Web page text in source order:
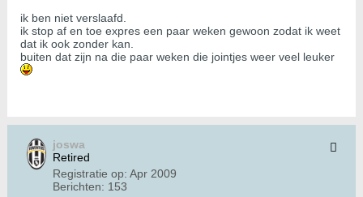
ik ben niet verslaafd.
ik stop af en toe expres een paar weken gewoon zodat ik weet
dat ik ook zonder kan.
buiten dat zijn na die paar weken die jointjes weer veel leuker
joswa
Retired
Registratie op: Apr 2009
Berichten: 153